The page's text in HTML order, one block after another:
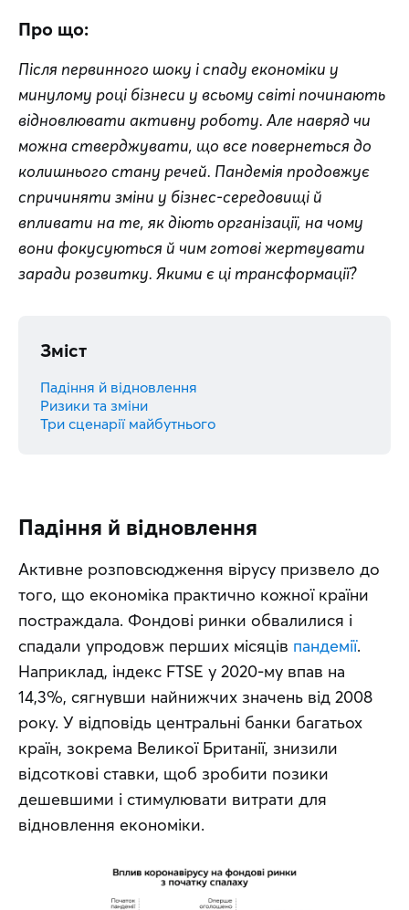
Про що:
Після первинного шоку і спаду економіки у
минулому році бізнеси у всьому світі починають
відновлювати активну роботу. Але навряд чи
можна стверджувати, що все повернеться до
колишнього стану речей. Пандемія продовжує
спричиняти зміни у бізнес-середовищі й
впливати на те, як діють організації, на чому
вони фокусуються й чим готові жертвувати
заради розвитку. Якими є ці трансформації?
Зміст
Падіння й відновлення
Ризики та зміни
Три сценарії майбутнього
Падіння й відновлення
Активне розповсюдження вірусу призвело до
того, що економіка практично кожної країни
постраждала. Фондові ринки обвалилися і
спадали упродовж перших місяців пандемії.
Наприклад, індекс FTSE у 2020-му впав на
14,3%, сягнувши найнижчих значень від 2008
року. У відповідь центральні банки багатьох
країн, зокрема Великої Британії, знизили
відсоткові ставки, щоб зробити позики
дешевшими і стимулювати витрати для
відновлення економіки.